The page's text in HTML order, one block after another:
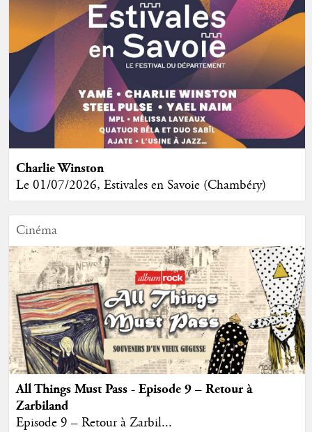
Charlie Winston
Le 01/07/2026, Estivales en Savoie (Chambéry)
Cinéma
All Things Must Pass - Episode 9 – Retour à
Zarbiland
Episode 9 – Retour à Zarbil...